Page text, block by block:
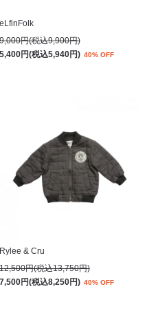
eLfinFolk
9,000円(税込9,900円)
5,400円(税込5,940円) 40% OFF
Rylee & Cru
12,500円(税込13,750円)
7,500円(税込8,250円) 40% OFF